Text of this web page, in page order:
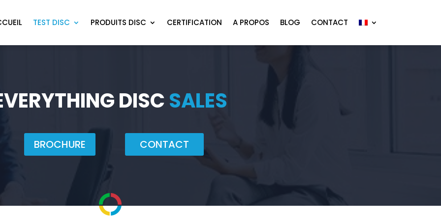
TEST DISC PRODUITS DISC CERTIFICATION A PROPOS BLOG CONTACT
DISCSALES
BROCHURE CONTACT